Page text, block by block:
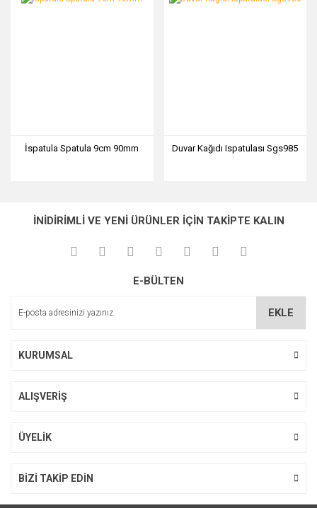
İspatula Spatula 9cm 90mm Duvar Kağıdı Ispatulası Sgs985
İNİDİRİMLİ VE YENİ ÜRÜNLER İÇİN TAKİPTE KALIN
E-BÜLTEN
EKLE
KURUMSAL
ALIŞVERİŞ
ÜYELİK
BİZİ TAKİP EDİN